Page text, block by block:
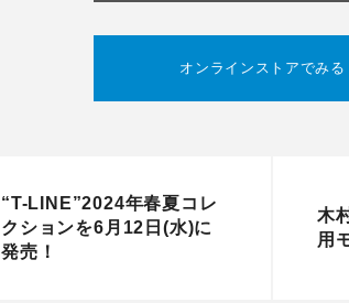
オンラインストアでみる
“T-LINE”2024年春夏コレ
クションを6月12日(水)に
発売！
木
用